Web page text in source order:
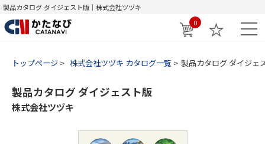
製品カタログ ダイジェスト版｜株式会社ツヅキ
0
トップページ 株式会社ツヅキ カタログ一覧 製品カタログ ダイジェ
製品カタログ ダイジェスト版
株式会社ツヅキ